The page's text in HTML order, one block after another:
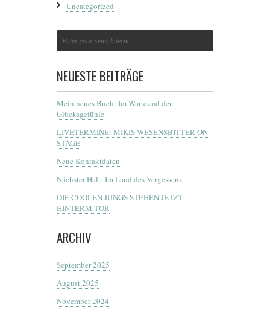
Uncategorized
NEUESTE BEITRÄGE
Mein neues Buch: Im Wartesaal der
Glücksgefühle
LIVETERMINE: MIKIS WESENSBITTER ON
STAGE
Neue Kontaktdaten
Nächster Halt: Im Land des Vergessens
DIE COOLEN JUNGS STEHEN JETZT
HINTERM TOR
ARCHIV
September 2025
August 2025
November 2024